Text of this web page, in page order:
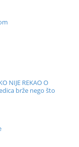
NIJE REKAO O
brže nego što